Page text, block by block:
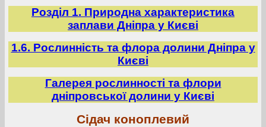
Розділ 1. Природна характеристика
заплави Дніпра у Києві
1.6. Рослинність та флора долини Дніпра у
Києві
Галерея рослинності та флори
дніпровської долини у Києві
Сідач коноплевий